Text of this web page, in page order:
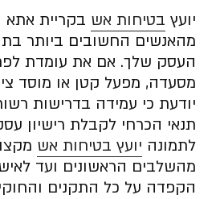
יועץ בטיחות אש בקריית
מהאנשים החשובים ביותר
העסק שלך. אם את עומדת
מסעדה, מפעל קטן או מוסד
יודעת כי עמידה בדרישות
תנאי הכרחי לקבלת רישיון
לתמונה יועץ בטיחות אש
מהשלבים הראשונים ועד
הקפדה על כל התקנים